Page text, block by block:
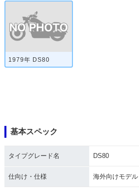
1979年 DS80
基本スペック
タイプグレード名 DS80
仕向け・仕様 海外向けモデル